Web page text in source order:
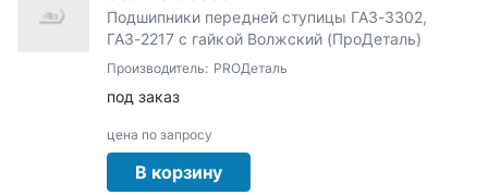
Подшипники передней ступицы ГАЗ-3302,
ГАЗ-2217 с гайкой Волжский (ПроДеталь)
Производитель: PROДеталь
под заказ
цена по запросу
В корзину